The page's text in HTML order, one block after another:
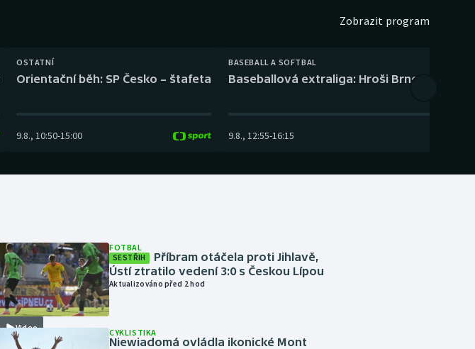
Vodní slalom
Ostatní
Zobrazit program
OSTATNÍ
Orientační běh: SP Česko – štafeta
9.8., 10:50-15:00
BASEBALL A SOFTBAL
Baseballová extraliga: Hroši Brno – Eagles
9.8., 12:55-16:15
Video
FOTBAL
SESTŘIH
Příbram otáčela proti Jihlavě,
Ústí ztratilo vedení 3:0 s Českou Lípou
Aktualizováno před 2 hod
CYKLISTIKA
Niewiadomá ovládla ikonické Mont